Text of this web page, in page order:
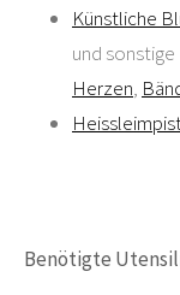
Künstliche
und
Herzen,
Benötigte